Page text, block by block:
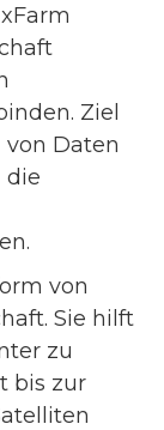
Ziel
Daten
die
von
Sie hilft
zu
bis zur